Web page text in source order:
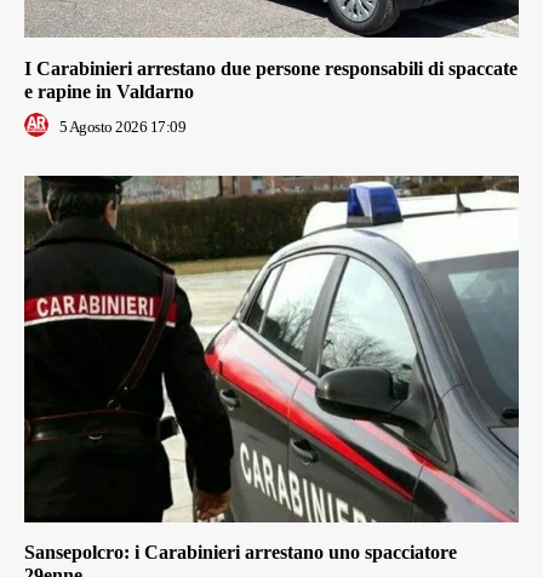
I Carabinieri arrestano due persone responsabili di spaccate
e rapine in Valdarno
5 Agosto 2026 17:09
Sansepolcro: i Carabinieri arrestano uno spacciatore